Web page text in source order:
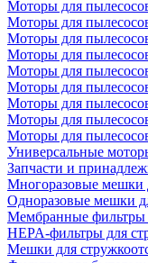
Моторы для
Моторы для
Моторы для
Моторы для
Моторы для
Моторы для
Моторы для
Моторы для
Моторы для
Универсальные
Запчасти и
Многоразовые мешки
Одноразовые мешки
Мембранные фильтры
HEPA-фильтры для
Мешки для